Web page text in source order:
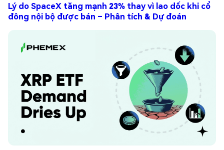
Lý do SpaceX tăng mạnh 23% thay vì lao dốc khi cổ
đông nội bộ được bán – Phân tích & Dự đoán